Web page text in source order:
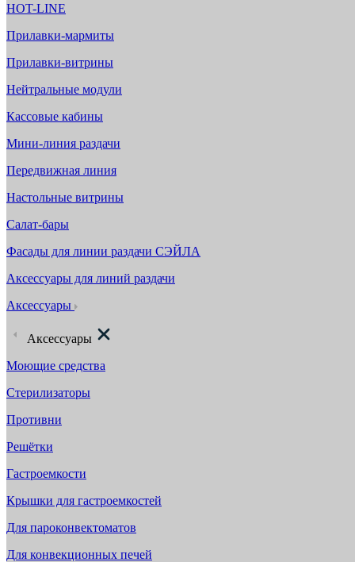
HOT-LINE
Прилавки-мармиты
Прилавки-витрины
Нейтральные модули
Кассовые кабины
Мини-линия раздачи
Передвижная линия
Настольные витрины
Салат-бары
Фасады для линии раздачи СЭЙЛА
Аксессуары для линий раздачи
Аксессуары
Аксессуары
Моющие средства
Стерилизаторы
Противни
Решётки
Гастроемкости
Крышки для гастроемкостей
Для пароконвектоматов
Для конвекционных печей